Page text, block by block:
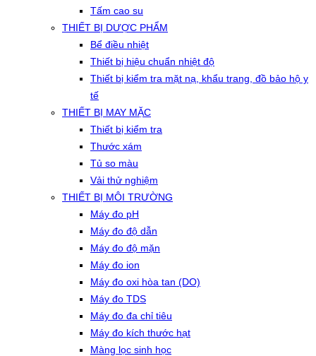
Tấm cao su
THIẾT BỊ DƯỢC PHẨM
Bể điều nhiệt
Thiết bị hiệu chuẩn nhiệt độ
Thiết bị kiểm tra mặt nạ, khẩu trang, đồ bảo hộ y
tế
THIẾT BỊ MAY MẶC
Thiết bị kiểm tra
Thước xám
Tủ so màu
Vải thử nghiệm
THIẾT BỊ MÔI TRƯỜNG
Máy đo pH
Máy đo độ dẫn
Máy đo độ mặn
Máy đo ion
Máy đo oxi hòa tan (DO)
Máy đo TDS
Máy đo đa chỉ tiêu
Máy đo kích thước hạt
Màng lọc sinh học